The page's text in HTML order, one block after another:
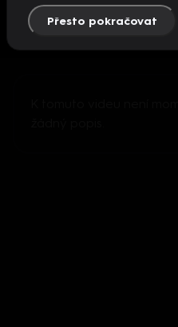
Přesto pokračovat